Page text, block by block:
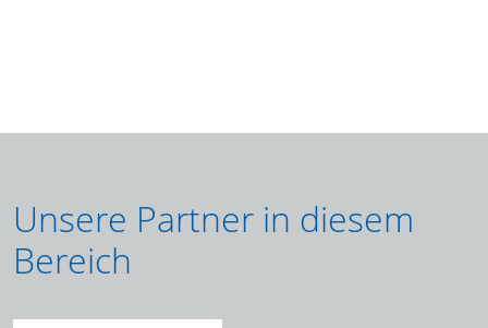
Unsere Partner in diesem
Bereich